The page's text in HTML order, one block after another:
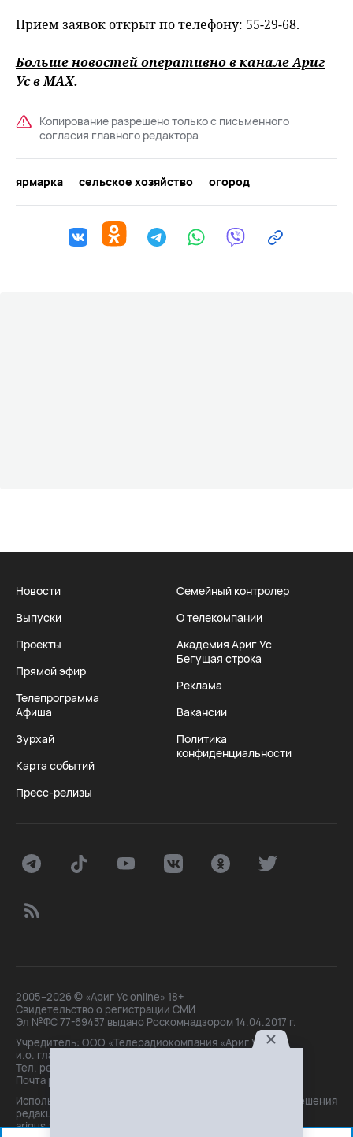
Прием заявок открыт по телефону: 55-29-68.
Больше новостей оперативно в канале Ариг
Ус вMAХ.
Копирование разрешено только с письменного
согласия главного редактора
ярмарка сельское хозяйство огород
Новости
Выпуски
Проекты
Прямой эфир
Телепрограмма
Афиша
Зурхай
Карта событий
Пресс-релизы
Семейный контролер
О телекомпании
Академия Ариг Ус
Бегущая строка
Реклама
Вакансии
Политика
конфиденциальности
2005–2026 © «Ариг Ус online» 18+
Свидетельство о регистрации СМИ
Эл №ФС 77-69437 выдано Роскомнадзором 14.04.2017 г.
Учредитель: ООО «Телерадиокомпания «Ариг Ус»,
и.о. главного редактора: Маханова О.Б.
Тел. peдakции: +7(3012)21-30-14,
Почта peдakции: editor@arigus.tv
Использование материалов только с письменного разрешения
редакции. При цитировании прямая активная ссылка на
arigus.tv обязательна.